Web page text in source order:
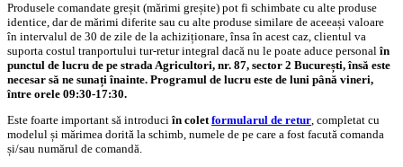
Produsele comandate greșit (mărimi greșite) pot fi schimbate cu alte produse
identice, dar de mărimi diferite sau cu alte produse similare de aceeași valoare
în intervalul de 30 de zile de la achiziționare, însa în acest caz, clientul va
suporta costul tranportului tur-retur integral dacă nu le poate aduce personal în
punctul de lucru de pe strada Agricultori, nr. 87, sector 2 București, însă este
necesar să ne sunați înainte. Programul de lucru este de luni până vineri,
între orele 09:30-17:30.
Este foarte important să introduci în colet formularul de retur, completat cu
modelul și mărimea dorită la schimb, numele de pe care a fost facută comanda
și/sau numărul de comandă.